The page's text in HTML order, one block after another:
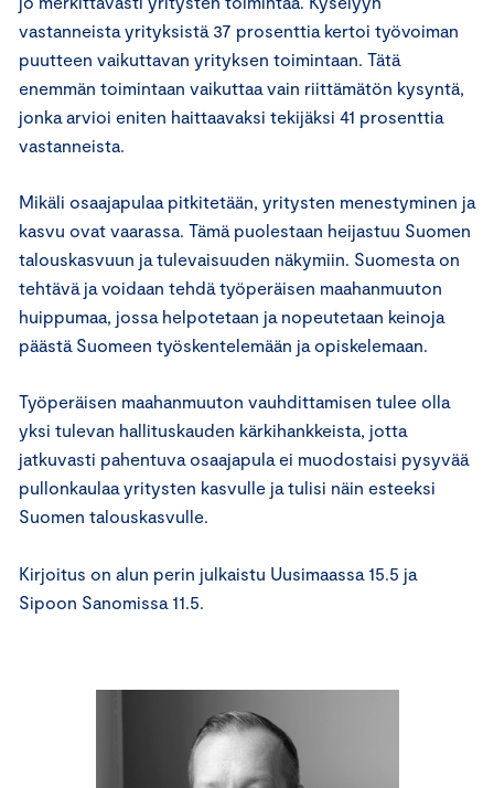
vastanneista yrityksistä 37 prosenttia kertoi työvoiman
puutteen vaikuttavan yrityksen toimintaan. Tätä
enemmän toimintaan vaikuttaa vain riittämätön kysyntä,
jonka arvioi eniten haittaavaksi tekijäksi 41 prosenttia
vastanneista.
Mikäli osaajapulaa pitkitetään, yritysten menestyminen ja
kasvu ovat vaarassa. Tämä puolestaan heijastuu Suomen
talouskasvuun ja tulevaisuuden näkymiin. Suomesta on
tehtävä ja voidaan tehdä työperäisen maahanmuuton
huippumaa, jossa helpotetaan ja nopeutetaan keinoja
päästä Suomeen työskentelemään ja opiskelemaan.
Työperäisen maahanmuuton vauhdittamisen tulee olla
yksi tulevan hallituskauden kärkihankkeista, jotta
jatkuvasti pahentuva osaajapula ei muodostaisi pysyvää
pullonkaulaa yritysten kasvulle ja tulisi näin esteeksi
Suomen talouskasvulle.
Kirjoitus on alun perin julkaistu Uusimaassa 15.5 ja
Sipoon Sanomissa 11.5.